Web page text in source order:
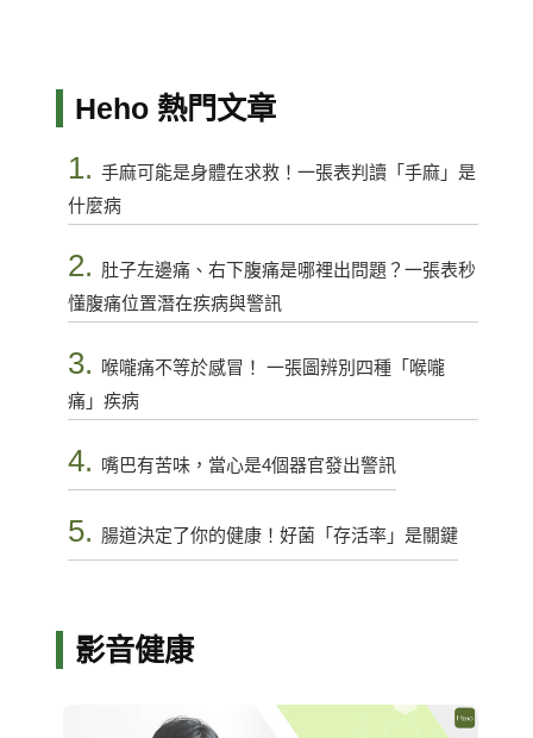
Heho 熱門文章
1. 手麻可能是身體在求救！一張表判讀「手麻」是
什麼病
2. 肚子左邊痛、右下腹痛是哪裡出問題？一張表秒
懂腹痛位置潛在疾病與警訊
3.
喉嚨痛不等於感冒！ 一張圖辨別四種「喉嚨
痛」疾病
4. 嘴巴有苦味，當心是4個器官發出警訊
5. 腸道決定了你的健康！好菌「存活率」是關鍵
影音健康